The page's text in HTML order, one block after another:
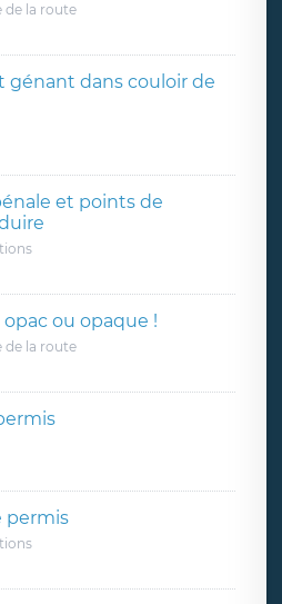
de la route
dans couloir de
et points de
ou opaque !
de la route
permis